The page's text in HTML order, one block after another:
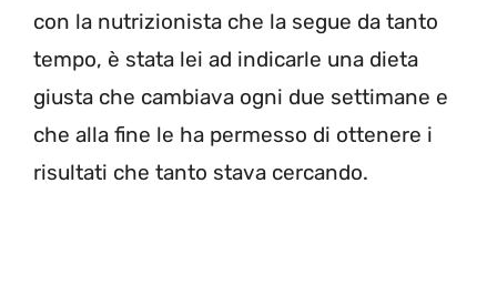
con la nutrizionista che la segue da tanto
tempo, è stata lei ad indicarle una dieta
giusta che cambiava ogni due settimane e
che alla fine le ha permesso di ottenere i
risultati che tanto stava cercando.